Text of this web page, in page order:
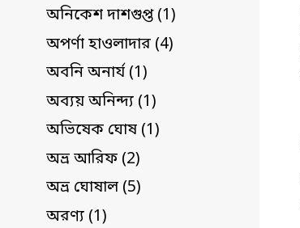
অনিকেশ দাশগুপ্ত (1)
অপর্ণা হাওলাদার (4)
অবনি অনার্য (1)
অব্যয় অনিন্দ্য (1)
অভিষেক ঘোষ (1)
অভ্র আরিফ (2)
অভ্র ঘোষাল (5)
অরণ্য (1)